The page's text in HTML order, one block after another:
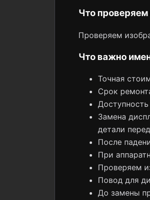
Что
Проверяем
Что важно
Точная
Срок
Замена
детали
После
При
Проверяем
Повод для
До замены